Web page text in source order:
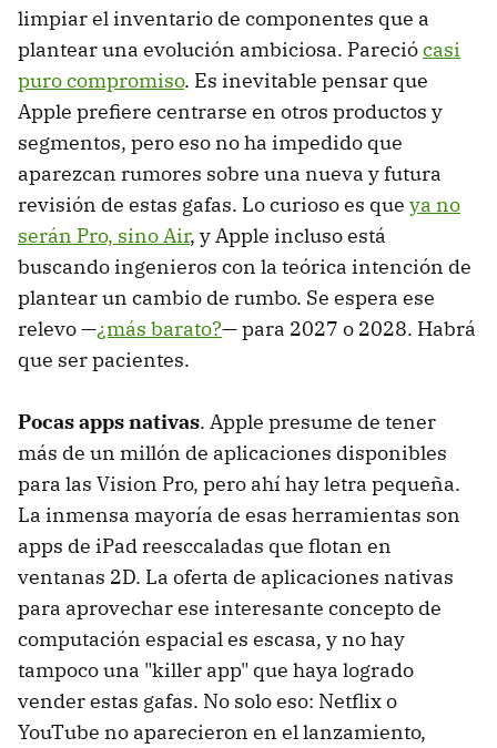
limpiar el inventario de componentes que a
plantear una evolución ambiciosa. Pareciócasi
puro compromiso. Es inevitable pensar que
Apple prefiere centrarse en otros productos y
segmentos, pero eso no ha impedido que
aparezcan rumores sobre una nueva y futura
revisión de estas gafas. Lo curioso es que ya no
serán Pro, sino Air, y Apple incluso está
buscando ingenieros con la teórica intención de
plantear un cambio de rumbo. Se espera ese
relevo —¿más barato?— para 2027 o 2028. Habrá
que ser pacientes.
Pocas apps nativas. Apple presume de tener
más de un millón de aplicaciones disponibles
para las Vision Pro, pero ahí hay letra pequeña.
La inmensa mayoría de esas herramientas son
apps de iPad reesccaladas que flotan en
ventanas 2D. La oferta de aplicaciones nativas
para aprovechar ese interesante concepto de
computación espacial es escasa, y no hay
tampoco una "killer app" que haya logrado
vender estas gafas. No solo eso: Netflix o
YouTube no aparecieron en el lanzamiento,